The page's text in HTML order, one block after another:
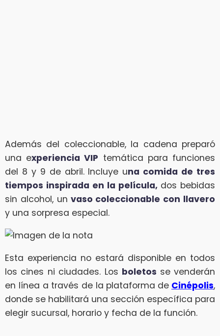
Además del coleccionable, la cadena preparó
una experiencia VIP temática para funciones
del 8 y 9 de abril. Incluye una comida de tres
tiempos inspirada en la película, dos bebidas
sin alcohol, un vaso coleccionable con llavero
y una sorpresa especial.
Esta experiencia no estará disponible en todos
los cines ni ciudades. Los boletos se venderán
en línea a través de la plataforma de Cinépolis,
donde se habilitará una sección específica para
elegir sucursal, horario y fecha de la función.